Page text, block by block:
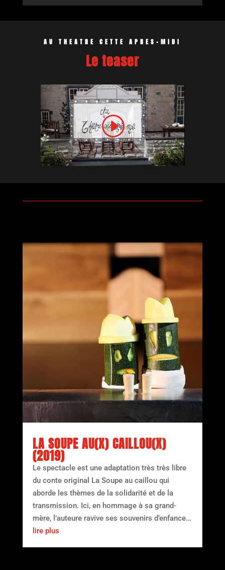
AU THEATRE CETTE APRES-MIDI
Le teaser
LA SOUPE AU(X) CAILLOU(X)
(2019)
Le spectacle est une adaptation très très libre
du conte original La Soupe au caillou qui
aborde les thèmes de la solidarité et de la
transmission. Ici, en hommage à sa grand-
mère, l’auteure ravive ses souvenirs d’enfance…
lire plus